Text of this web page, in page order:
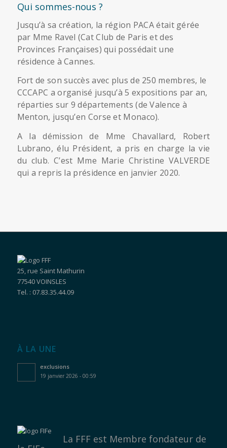
Qui sommes-nous ?
Jusqu’à sa création, la région PACA était gérée
par Mme Ravel (Cat Club de Paris et des
Provinces Françaises) qui possédait une
résidence à Cannes.
Fort de son succès avec plus de 250 membres, le
CCCAPC a organisé jusqu’à 5 expositions par an,
réparties sur 9 départements (de Valence à
Menton, jusqu’en Corse et Monaco).
A la démission de Mme Chavallard, Robert
Lubrano, élu Président, a pris en charge la vie
du club. C’est Mme Marie Christine VALVERDE
qui a repris la présidence en janvier 2020.
25, rue Saint Mathurin
77540 VOINSLES
Tel. : 07.83.35.44.09
À LA UNE
exclusions
19 janvier 2026 - 00:59
La FFF est Membre fondateur de